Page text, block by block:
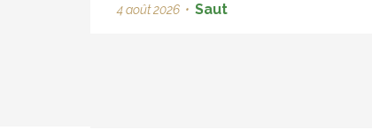
4 août 2026 • Saut